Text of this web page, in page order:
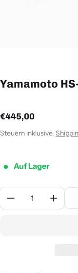
Yamamoto
Regulärer Preis
€445,00
Steuern inklusive.
Auf Lager
Menge: